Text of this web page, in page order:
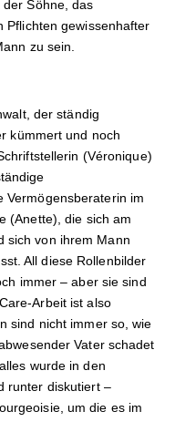
Söhne, das
Pflichten gewissenhafter
zu sein.
der ständig
kümmert und noch
(Véronique)
Vermögensberaterin im
(Anette), die sich am
sich von ihrem Mann
All diese Rollenbilder
immer – aber sie sind
Arbeit ist also
sind nicht immer so, wie
Vater schadet
wurde in den
runter diskutiert –
um die es im